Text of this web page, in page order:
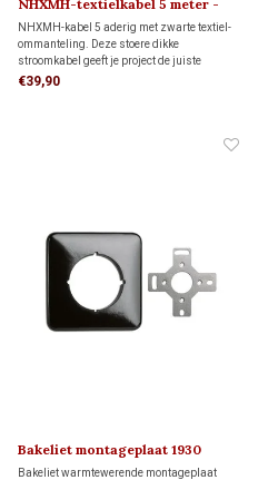
NHXMH-textielkabel 5 meter -
2,5 mm²
NHXMH-kabel 5 aderig met zwarte textiel-
ommanteling. Deze stoere dikke
stroomkabel geeft je project de juiste
industriële uitstraling en is geschikt om
€39,90
Bakeliet montageplaat 1930
Bakeliet warmtewerende montageplaat